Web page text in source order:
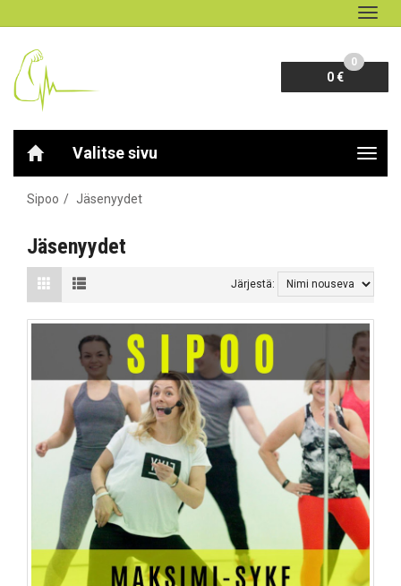
0 €
0
Valitse sivu
Sipoo Jäsenyydet
Jäsenyydet
Järjestä: